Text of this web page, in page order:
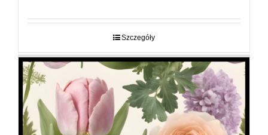
29,00 zł
Szczegóły